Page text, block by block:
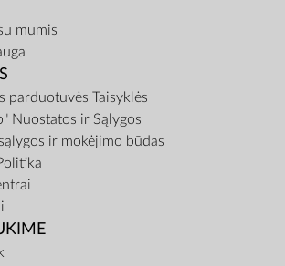
mumis
parduotuvės Taisyklės
Nuostatos ir Sąlygos
ir mokėjimo būdas